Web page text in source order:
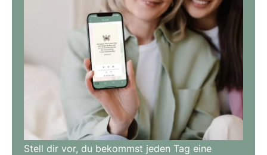
Stell dir vor, du bekommst jeden Tag eine